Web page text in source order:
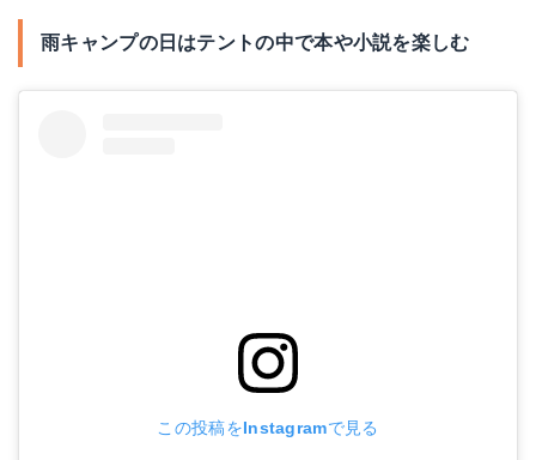
雨キャンプの日はテントの中で本や小説を楽しむ
この投稿をInstagramで見る